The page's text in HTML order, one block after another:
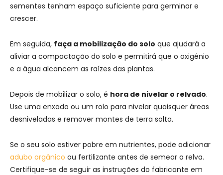
sementes tenham espaço suficiente para germinar e
crescer.
Em seguida, faça a mobilização do solo que ajudará a
aliviar a compactação do solo e permitirá que o oxigénio
e a água alcancem as raízes das plantas.
Depois de mobilizar o solo, é hora de nivelar o relvado.
Use uma enxada ou um rolo para nivelar quaisquer áreas
desniveladas e remover montes de terra solta.
Se o seu solo estiver pobre em nutrientes, pode adicionar
adubo orgânico ou fertilizante antes de semear a relva.
Certifique-se de seguir as instruções do fabricante em